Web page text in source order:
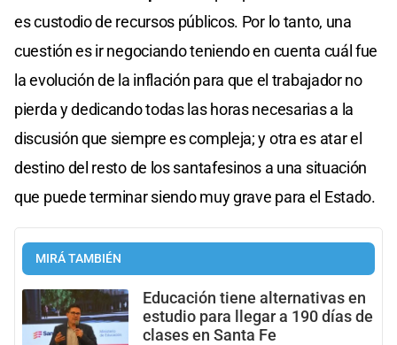
es custodio de recursos públicos. Por lo tanto, una
cuestión es ir negociando teniendo en cuenta cuál fue
la evolución de la inflación para que el trabajador no
pierda y dedicando todas las horas necesarias a la
discusión que siempre es compleja; y otra es atar el
destino del resto de los santafesinos a una situación
que puede terminar siendo muy grave para el Estado.
MIRÁ TAMBIÉN
Educación tiene alternativas en
estudio para llegar a 190 días de
clases en Santa Fe